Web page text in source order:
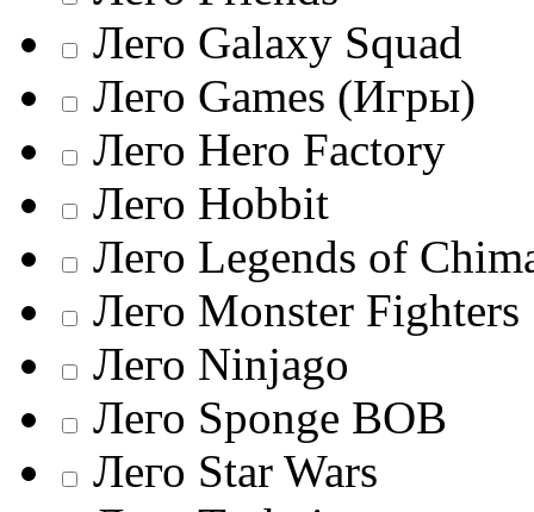
Лего Galaxy Squad
Лего Games (Игры)
Лего Hero Factory
Лего Hobbit
Лего Legends of
Лего Monster Fighters
Лего Ninjago
Лего Sponge BOB
Лего Star Wars